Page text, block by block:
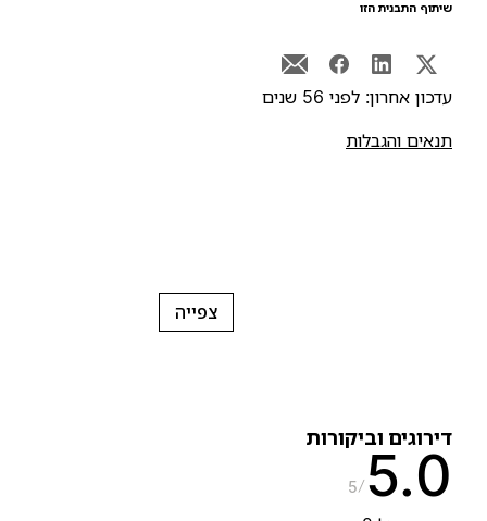
התבנית הזו
אחרון: לפני 56 שנים
והגבלות
צפייה
וביקורות
5